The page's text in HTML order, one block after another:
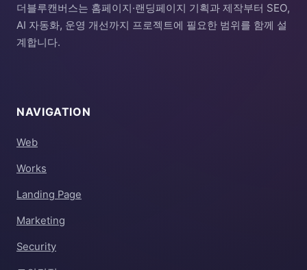
더블루캔버스는 홈페이지·랜딩페이지 기획과 제작부터 SEO,
AI 자동화, 운영 개선까지 프로젝트에 필요한 범위를 함께 설
계합니다.
NAVIGATION
Web
Works
Landing Page
Marketing
Security